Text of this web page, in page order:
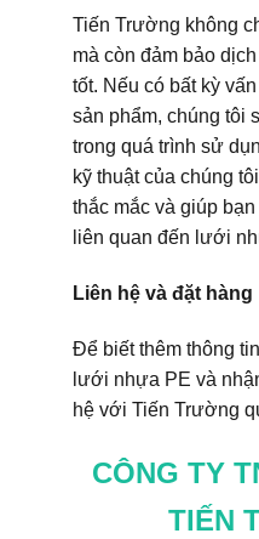
Tiến Trường không
mà còn đảm bảo
tốt. Nếu có bất kỳ
sản phẩm, chúng tôi
trong quá trình sử
kỹ thuật của chúng
thắc mắc và giúp
liên quan đến lưới
Liên hệ và đặt hàng
Để biết thêm thông
lưới nhựa PE và
hệ với Tiến Trường
CÔNG TY
TIẾN